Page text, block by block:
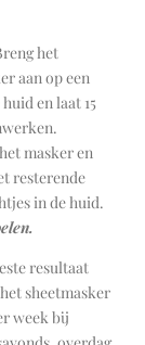
het
aan op een
en laat 15
masker en
resterende
in de huid.
resultaat
sheetmasker
week bij